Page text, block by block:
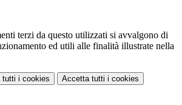
terzi da questo utilizzati si avvalgono di
ed utili alle finalità illustrate nella
tutti i cookies Accetta tutti i cookies